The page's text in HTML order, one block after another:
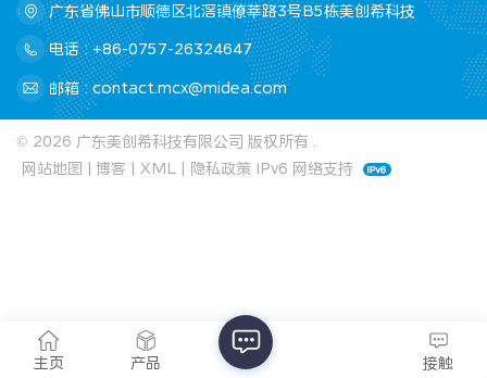
广东省佛山市顺德区北滘镇僚莘路3号B5栋美创希科技
电话 : +86-0757-26324647
邮箱 : contact.mcx@midea.com
© 2026 广东美创希科技有限公司 版权所有 .
网站地图
博客 XML 隐私政策 IPv6 网络支持
主页 产品 接触